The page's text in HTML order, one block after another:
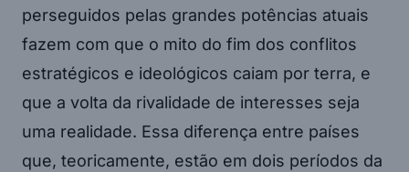
perseguidos pelas grandes potências atuais
fazem com que o mito do fim dos conflitos
estratégicos e ideológicos caiam por terra, e
que a volta da rivalidade de interesses seja
uma realidade. Essa diferença entre países
que, teoricamente, estão em dois períodos da